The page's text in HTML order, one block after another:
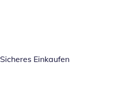
Sicheres Einkaufen